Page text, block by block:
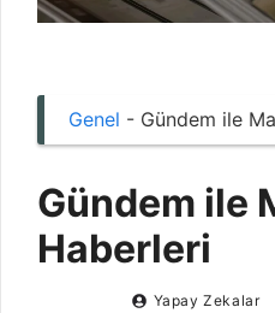
Genel - Gündem ile
Gündem ile
Haberleri
Yapay Zekalar